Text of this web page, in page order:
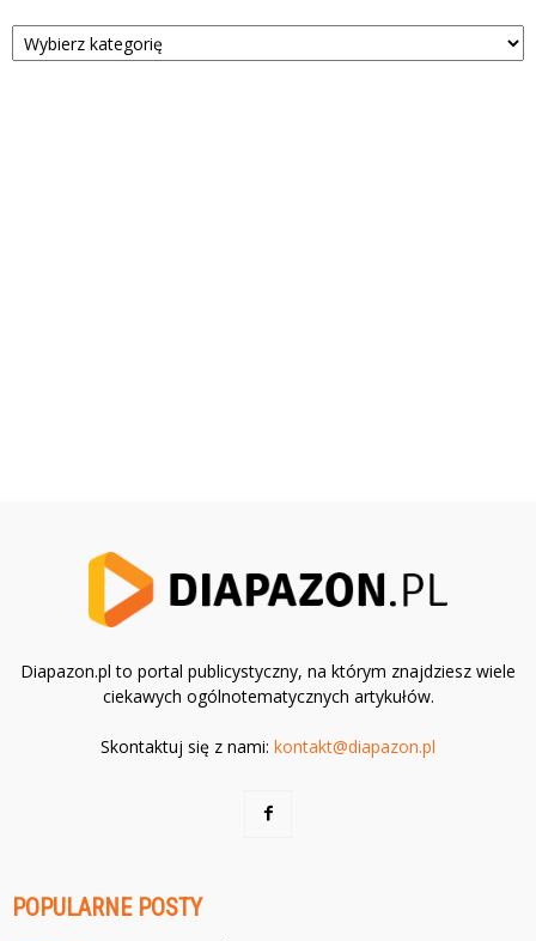
Kategorie
Diapazon.pl to portal publicystyczny, na którym znajdziesz wiele
ciekawych ogólnotematycznych artykułów.
Skontaktuj się z nami: kontakt@diapazon.pl
POPULARNE POSTY